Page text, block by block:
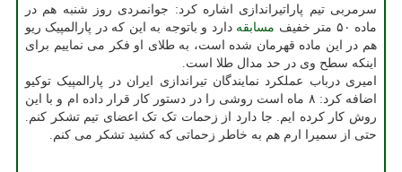
سرمربی تیم پاراتیراندازی اشاره کرد: جوانمردی روز شنبه هم در
ماده ۵۰ متر خفیف
مسابقه دارد و باتوجه به این که در پارالمپیک ریو
هم در این ماده قهرمان شده است، به طلای او فکر می نماییم برای
اینکه سطح وی در حد مدال طلا است.
امیری درباب عملکرد نمایندگان تیراندازی ایران در پارالمپیک توکیو
اضافه کرد: ۸ ماه است روشی را در دستور کار قرار داده ام و با این
روش کار کرده ایم. جا دارد از زحمات تک تک اعضای تیم تشکر کنم.
حتی از سمیرا ارم هم به خاطر زحماتی که کشید تشکر می کنم.